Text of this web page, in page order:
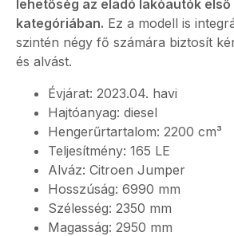
lehetőség az eladó lakóautók
kategóriában. Ez a modell is
szintén négy fő számára biztosít
és alvást.
Évjárat: 2023.04. havi
Hajtóanyag: diesel
Hengerűrtartalom: 2200 cm³
Teljesítmény: 165 LE
Alváz: Citroen Jumper
Hosszúság: 6990 mm
Szélesség: 2350 mm
Magasság: 2950 mm